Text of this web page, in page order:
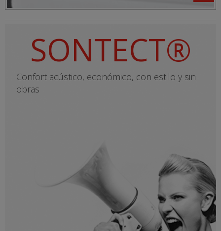
SONTECT®
Confort acústico, económico, con estilo y sin
obras